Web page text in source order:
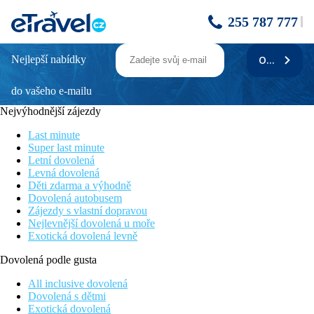
255 787 777
H TOP ROYAL SUN - vlastní doprava
Cena zahrnuje
7/14x ubytování v hotelu s polopenzí / plnou penzí / all
inclusive dle zvolené varianty, služby delegáta.
Cena nezahrnuje
Registrační poplatek ve výši 2 EUR/os./noc - max.
14 EUR/os./pobyt (platba na místě v hotovosti, děti do 16 let
zdarma), cestovní pojištění, dopravu.
Stravování
Polopenze formou švédských stolů (snídaně včetně teplých a
studených nápojů, večeře bez nápojů), možnost dokoupení plné
penze nebo all inclusive (snídaně, obědy a večeře formou
švédských stolů, alkoholické a nealkoholické nápoje místní
výroby 10:00 - 23:00 hod., svačinky), možnost čerpání
Nejlepší nabídky
do vašeho e-mailu
ODEBÍRAT
Nejvýhodnější zájezdy
Last minute
Super last minute
Letní dovolená
Levná dovolená
Děti zdarma a výhodně
Dovolená autobusem
Zájezdy s vlastní dopravou
Nejlevnější dovolená u moře
Exotická dovolená levně
Dovolená podle gusta
All inclusive dovolená
Dovolená s dětmi
Exotická dovolená